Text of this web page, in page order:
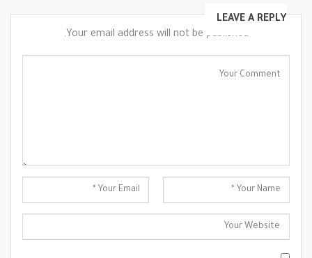
LEAVE A REPLY
Your email address will not be published.